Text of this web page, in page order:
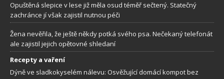
Opuštěná slepice v lese již měla osud téměř sečtený. Statečný
zachránce jí však zajistil nutnou péči
Žena nevěřila, že ještě někdy potká svého psa. Nečekaný telefonát
ale zajistil jejich opětovné shledaní
Recepty a vaření
Dýně ve sladkokyselém nálevu: Osvěžující domácí kompot bez